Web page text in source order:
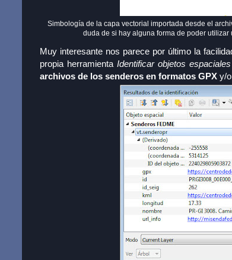
Simbología de la capa vectorial importada desde el
duda de si hay alguna forma de poder
Muy interesante nos parece por último la
propia herramienta Identificar objetos espaciales
archivos de los senderos en formatos GPX y/o